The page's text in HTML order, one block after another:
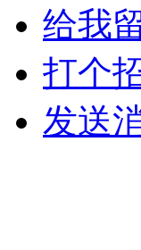
给我
打个
发送